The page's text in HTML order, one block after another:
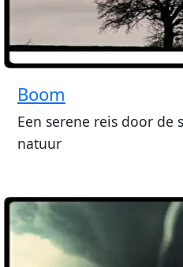
Boom
Een serene reis door de
natuur